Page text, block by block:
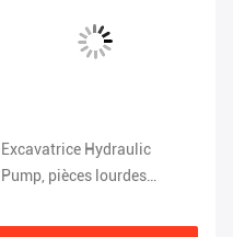
Excavatrice Hydraulic
Pump, pièces lourdes
d'équipement de HPV118